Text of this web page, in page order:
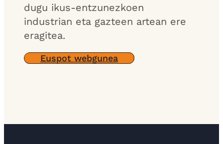
dugu ikus-entzunezkoen
industrian eta gazteen artean ere
eragitea.
Euspot webgunea